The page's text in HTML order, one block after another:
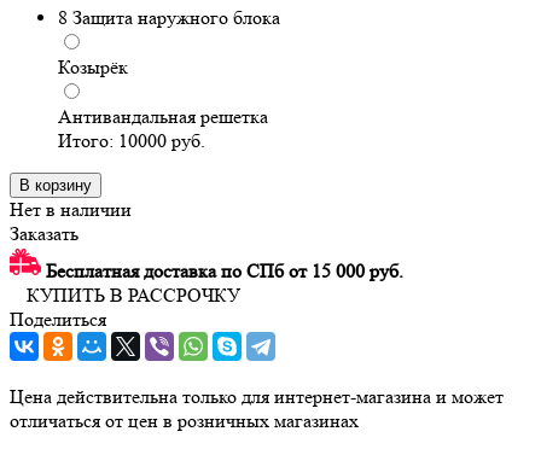
8 Защита наружного блока
Козырёк
Антивандальная решетка
Итого: 10000 руб.
В корзину
Нет в наличии
Заказать
Бесплатная доставка по СПб от 15 000 руб.
КУПИТЬ В РАССРОЧКУ
Поделиться
Цена действительна только для интернет-магазина и может
отличаться от цен в розничных магазинах